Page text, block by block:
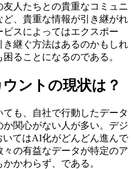
人たちとの貴重なコミュニ
、貴重な情報が引き継がれ
スによってはエクスポー
き継ぐ方法はあるのかもしれ
ることになるのである。
ントの現状は？
も、自社で行動したデータ
関心がない人が多い。デジ
いてはAI化がどんどん進んで
の有益なデータが特定のア
かわらず、である。